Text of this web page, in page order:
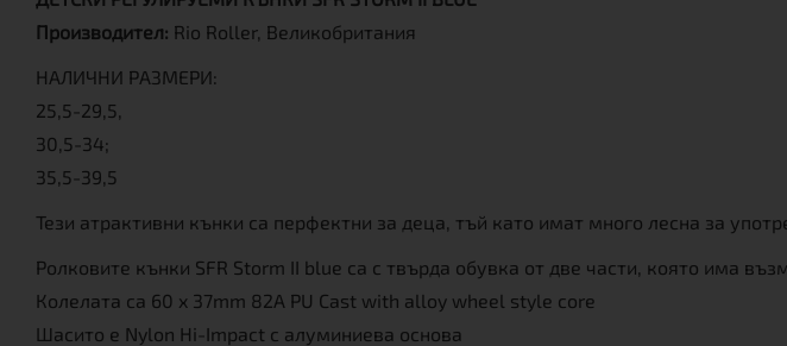
Производител: Rio Roller, Великобритания
НАЛИЧНИ РАЗМЕРИ:
25,5-29,5,
30,5-34;
35,5-39,5
Тези атрактивни кънки са перфектни за деца, тъй като имат много лесна за
Ролковите кънки SFR Storm II blue са с твърда обувка от две части, която има
Колелата са 60 x 37mm 82A PU Cast with alloy wheel style core
Шасито е Nylon Hi-Impact с алуминиева основа